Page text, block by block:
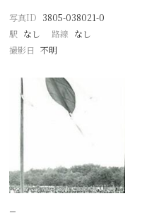
写真ID 3805-038021-0
駅 なし 路線 なし
撮影日 不明
−